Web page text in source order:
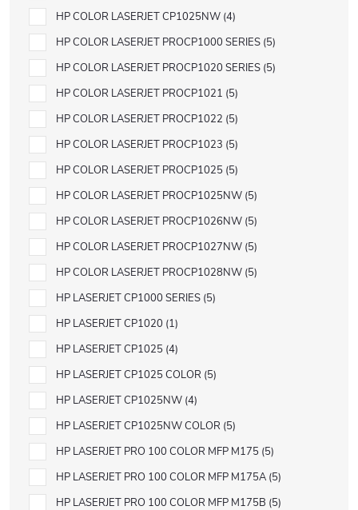
HP COLOR LASERJET CP1025NW 4
HP COLOR LASERJET PROCP1000 SERIES 5
HP COLOR LASERJET PROCP1020 SERIES 5
HP COLOR LASERJET PROCP1021 5
HP COLOR LASERJET PROCP1022 5
HP COLOR LASERJET PROCP1023 5
HP COLOR LASERJET PROCP1025 5
HP COLOR LASERJET PROCP1025NW 5
HP COLOR LASERJET PROCP1026NW 5
HP COLOR LASERJET PROCP1027NW 5
HP COLOR LASERJET PROCP1028NW 5
HP LASERJET CP1000 SERIES 5
HP LASERJET CP1020 1
HP LASERJET CP1025 4
HP LASERJET CP1025 COLOR 5
HP LASERJET CP1025NW 4
HP LASERJET CP1025NW COLOR 5
HP LASERJET PRO 100 COLOR MFP M175 5
HP LASERJET PRO 100 COLOR MFP M175A 5
HP LASERJET PRO 100 COLOR MFP M175B 5